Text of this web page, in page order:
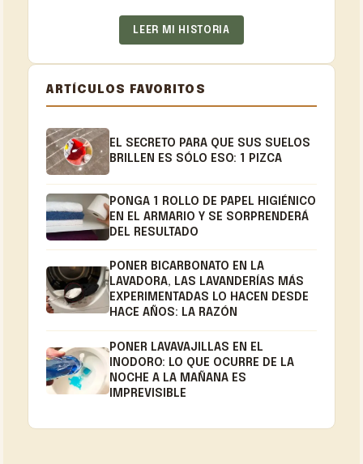
LEER MI HISTORIA
ARTÍCULOS FAVORITOS
EL SECRETO PARA QUE SUS SUELOS
BRILLEN ES SÓLO ESO: 1 PIZCA
PONGA 1 ROLLO DE PAPEL HIGIÉNICO
EN EL ARMARIO Y SE SORPRENDERÁ
DEL RESULTADO
PONER BICARBONATO EN LA
LAVADORA, LAS LAVANDERÍAS MÁS
EXPERIMENTADAS LO HACEN DESDE
HACE AÑOS: LA RAZÓN
PONER LAVAVAJILLAS EN EL
INODORO: LO QUE OCURRE DE LA
NOCHE A LA MAÑANA ES
IMPREVISIBLE